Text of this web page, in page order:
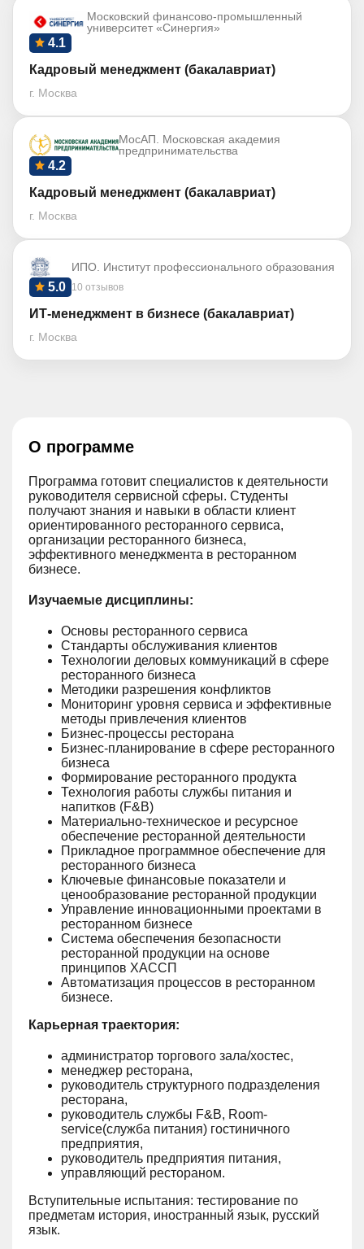
Московский финансово-промышленный
университет «Синергия»
4.1
Кадровый менеджмент (бакалавриат)
г. Москва
МосАП. Московская академия
предпринимательства
4.2
Кадровый менеджмент (бакалавриат)
г. Москва
ИПО. Институт профессионального образования
10 отзывов
5.0
ИТ-менеджмент в бизнесе (бакалавриат)
г. Москва
О программе
Программа готовит специалистов к деятельности
руководителя сервисной сферы. Студенты
получают знания и навыки в области клиент
ориентированного ресторанного сервиса,
организации ресторанного бизнеса,
эффективного менеджмента в ресторанном
бизнесе.
Изучаемые дисциплины:
Основы ресторанного сервиса
Стандарты обслуживания клиентов
Технологии деловых коммуникаций в сфере
ресторанного бизнеса
Методики разрешения конфликтов
Мониторинг уровня сервиса и эффективные
методы привлечения клиентов
Бизнес-процессы ресторана
Бизнес-планирование в сфере ресторанного
бизнеса
Формирование ресторанного продукта
Технология работы службы питания и
напитков (F&B)
Материально-техническое и ресурсное
обеспечение ресторанной деятельности
Прикладное программное обеспечение для
ресторанного бизнеса
Ключевые финансовые показатели и
ценообразование ресторанной продукции
Управление инновационными проектами в
ресторанном бизнесе
Система обеспечения безопасности
ресторанной продукции на основе
принципов ХАССП
Автоматизация процессов в ресторанном
бизнесе.
Карьерная траектория:
администратор торгового зала/хостес,
менеджер ресторана,
руководитель структурного подразделения
ресторана,
руководитель службы F&B, Room-
serviсe(служба питания) гостиничного
предприятия,
руководитель предприятия питания,
управляющий рестораном.
Вступительные испытания: тестирование по
предметам история, иностранный язык, русский
язык.